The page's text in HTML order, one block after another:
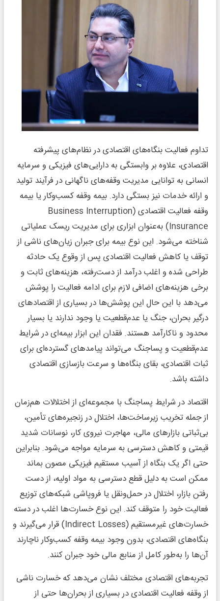
تداوم فعالیت بنگاه‌های اقتصادی در نظام‌های پیشرفته
اقتصادی، علاوه بر وابستگی به دارایی‌های فیزیکی و سرمایه
انسانی به توانایی مدیریت وقفه‌های ناگهانی در فرآیند تولید
و ارائه خدمات نیز بستگی دارد. بیمه وقفه کسب‌وکار یا بیمه
وقفه فعالیت اقتصادی (Business Interruption
Insurance) به‌عنوان ابزاری برای مدیریت ریسک عملیاتی
شناخته می‌شود. این نوع بیمه برای جبران زیان‌های ناشی از
توقف یا کاهش فعالیت اقتصادی پس از وقوع یک حادثه
طراحی شده و اغلب درآمد از دست‌رفته، هزینه‌های ثابت و
برخی هزینه‌های اضافی لازم برای ادامه فعالیت را پوشش
می‌دهد با این حال این پوشش‌ها در بسیاری از اقتصادهای
درگیر بحران، جنگ یا عدم‌قطعیت یا وجود ندارند یا بسیار
محدود و ناکارآمد هستند. فقدان این ابزار بیمه‌ای در شرایط
عدم‌قطعیت و پساجنگ می‌تواند پیامدهای گسترده‌ای برای
ثبات اقتصادی، بقای بنگاه‌ها و سرعت بازسازی اقتصادی
داشته باشد.
اقتصاد در شرایط پساجنگ با مجموعه‌ای از اختلالات هم‌زمان
از جمله تخریب زیرساخت‌ها، اختلال در زنجیره‌های تأمین،
بی‌ثباتی بازارهای مالی، مهاجرت نیروی کار، نوسانات شدید
قیمتی و کاهش دسترسی به سرمایه مواجه می‌شود. بنابراین
حتی اگر یک بنگاه از آسیب مستقیم فیزیکی مصون بماند
ممکن است به دلیل قطع دسترسی به مواد اولیه، از دست
رفتن بازار، اختلال در حمل‌ونقل یا فروپاشی شبکه‌های توزیع
فعالیت خود را متوقف کند. این نوع خسارت‌ها اغلب در دسته
خسارت‌های غیرمستقیم (Indirect Losses) قرار می‌گیرند و
بنگاه‌های اقتصادی، بدون وجود بیمه وقفه کسب‌وکار ناچارند
آن‌ها را به‌طور کامل از منابع مالی خود جبران کنند.
تجربه‌های اقتصادی مختلف نشان می‌دهد که خسارت ناشی
از وقفه فعالیت اقتصادی در بسیاری از بحران‌ها حتی از